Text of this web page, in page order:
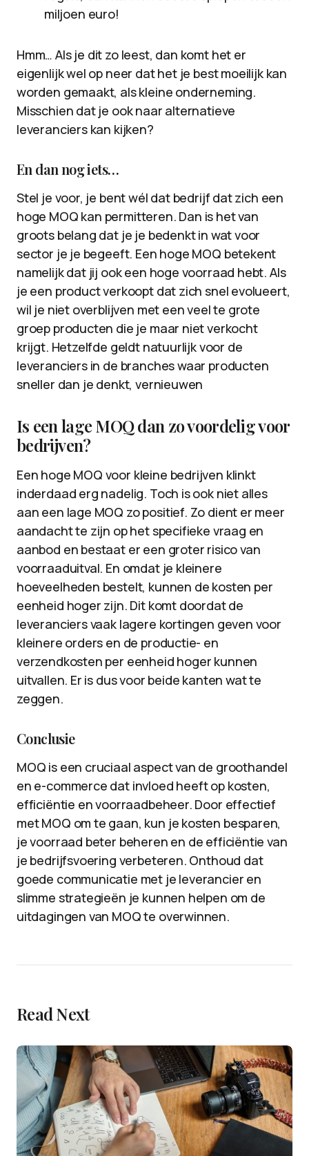
miljoen euro!
Hmm… Als je dit zo leest, dan komt het er
eigenlijk wel op neer dat het je best moeilijk kan
worden gemaakt, als kleine onderneming.
Misschien dat je ook naar alternatieve
leveranciers kan kijken?
En dan nog iets…
Stel je voor, je bent wél dat bedrijf dat zich een
hoge MOQ kan permitteren. Dan is het van
groots belang dat je je bedenkt in wat voor
sector je je begeeft. Een hoge MOQ betekent
namelijk dat jij ook een hoge voorraad hebt. Als
je een product verkoopt dat zich snel evolueert,
wil je niet overblijven met een veel te grote
groep producten die je maar niet verkocht
krijgt. Hetzelfde geldt natuurlijk voor de
leveranciers in de branches waar producten
sneller dan je denkt, vernieuwen
Is een lage MOQ dan zo voordelig voor
bedrijven?
Een hoge MOQ voor kleine bedrijven klinkt
inderdaad erg nadelig. Toch is ook niet alles
aan een lage MOQ zo positief. Zo dient er meer
aandacht te zijn op het specifieke vraag en
aanbod en bestaat er een groter risico van
voorraaduitval. En omdat je kleinere
hoeveelheden bestelt, kunnen de kosten per
eenheid hoger zijn. Dit komt doordat de
leveranciers vaak lagere kortingen geven voor
kleinere orders en de productie- en
verzendkosten per eenheid hoger kunnen
uitvallen. Er is dus voor beide kanten wat te
zeggen.
Conclusie
MOQ is een cruciaal aspect van de groothandel
en e-commerce dat invloed heeft op kosten,
efficiëntie en voorraadbeheer. Door effectief
met MOQ om te gaan, kun je kosten besparen,
je voorraad beter beheren en de efficiëntie van
je bedrijfsvoering verbeteren. Onthoud dat
goede communicatie met je leverancier en
slimme strategieën je kunnen helpen om de
uitdagingen van MOQ te overwinnen.
Read Next